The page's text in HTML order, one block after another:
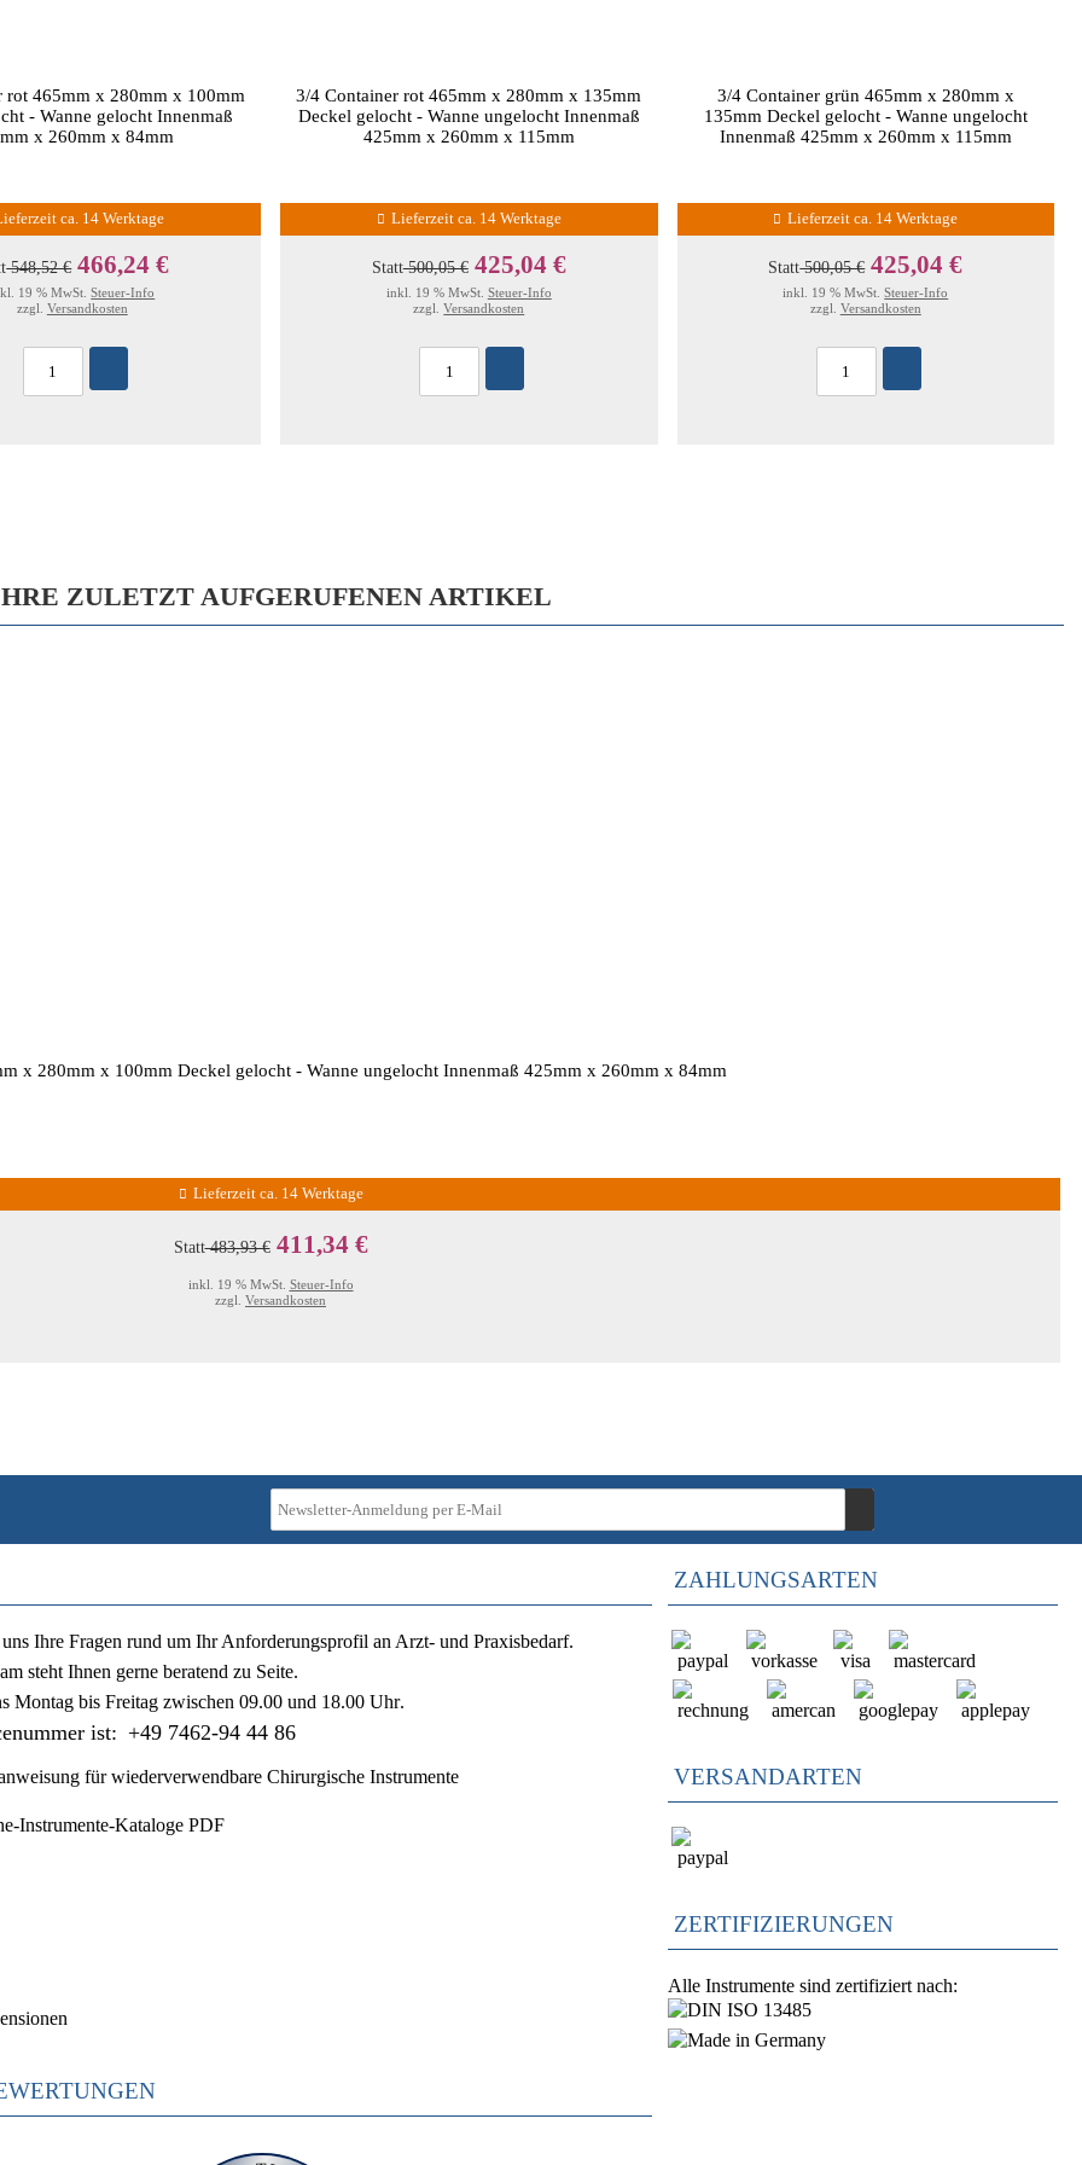
rot 465mm x 280mm x 100mm
- Wanne gelocht Innenmaß
x 260mm x 84mm
ca. 14 Werktage
548,52 € 466,24 €
19 % MwSt.Steuer-Info
zzgl. Versandkosten
3/4 Container rot 465mm x 280mm x 135mm
Deckel gelocht - Wanne ungelocht Innenmaß
425mm x 260mm x 115mm
Lieferzeit ca. 14 Werktage
Statt500,05 € 425,04 €
inkl. 19 % MwSt. Steuer-Info
zzgl.Versandkosten
3/4 Container grün 465mm x 280mm x
135mm Deckel gelocht - Wanne ungelocht
Innenmaß 425mm x 260mm x 115mm
Lieferzeit ca. 14 Werktage
Statt500,05 € 425,04 €
inkl. 19 % MwSt.Steuer-Info
zzgl. Versandkosten
ZULETZT AUFGERUFENEN ARTIKEL
x 280mm x 100mm Deckel gelocht - Wanne ungelocht Innenmaß 425mm x 260mm x 84mm
Lieferzeit ca. 14 Werktage
Statt483,93 € 411,34 €
inkl. 19 % MwSt. Steuer-Info
zzgl. Versandkosten
Ihre Fragen rund um Ihr Anforderungsprofil an Arzt- und Praxisbedarf.
steht Ihnen gerne beratend zu Seite.
Montag bis Freitag zwischen 09.00 und 18.00 Uhr.
ist: +49 7462-94 44 86
für wiederverwendbare Chirurgische Instrumente
Instrumente-Kataloge PDF
ZAHLUNGSARTEN
VERSANDARTEN
ZERTIFIZIERUNGEN
Alle Instrumente sind zertifiziert nach: